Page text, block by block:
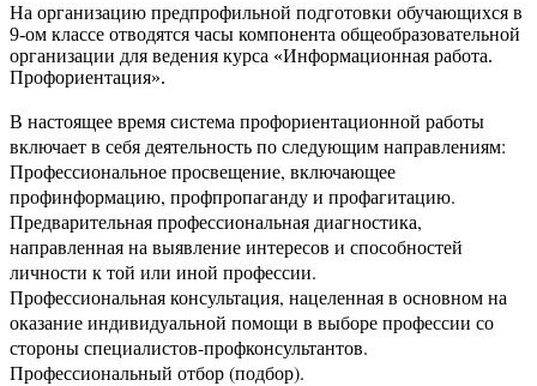
На организацию предпрофильной подготовки обучающихся в
9-ом классе отводятся часы компонента общеобразовательной
организации для ведения курса «Информационная работа.
Профориентация».
В настоящее время система профориентационной работы
включает в себя деятельность по следующим направлениям:
Профессиональное просвещение, включающее
профинформацию, профпропаганду и профагитацию.
Предварительная профессиональная диагностика,
направленная на выявление интересов и способностей
личности к той или иной профессии.
Профессиональная консультация, нацеленная в основном на
оказание индивидуальной помощи в выборе профессии со
стороны специалистов-профконсультантов.
Профессиональный отбор (подбор).